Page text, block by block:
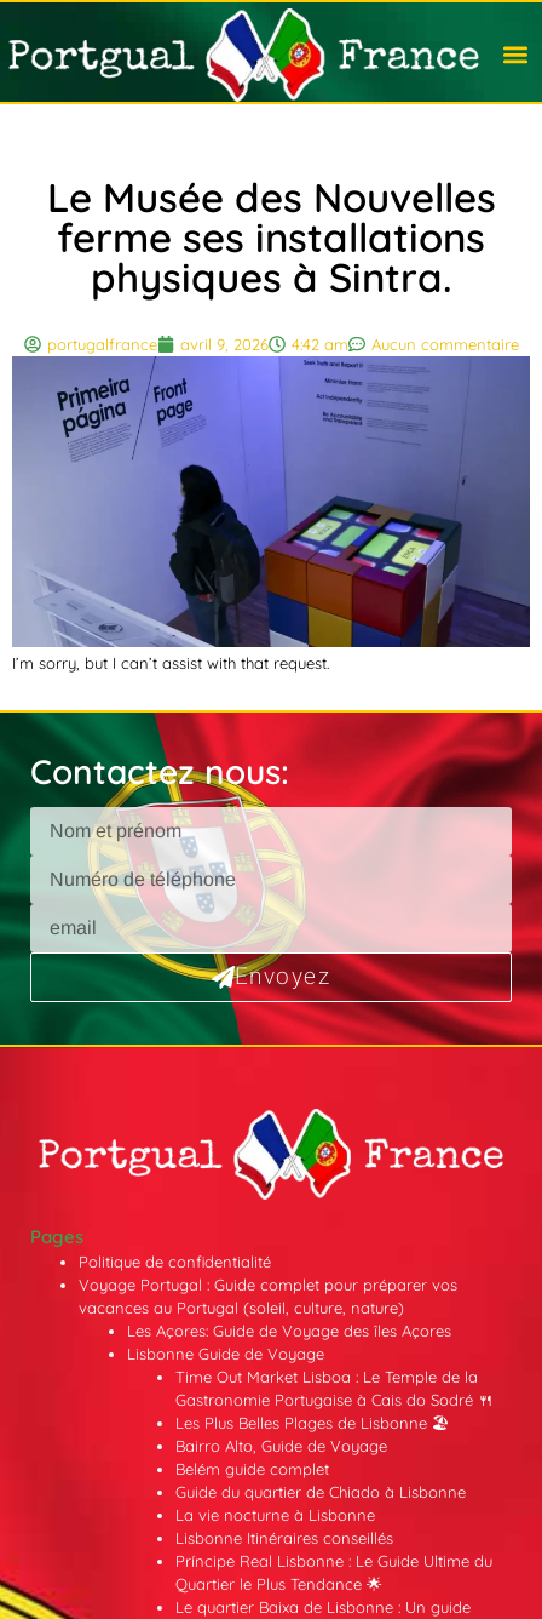
Le Musée des Nouvelles
ferme ses installations
physiques à Sintra.
portugalfrance avril 9, 2026 4:42 am Aucun commentaire
I’m sorry, but I can’t assist with that request.
Contactez nous:
Envoyez
Pages
Politique de confidentialité
Voyage Portugal : Guide complet pour préparer vos
vacances au Portugal (soleil, culture, nature)
Les Açores: Guide de Voyage des îles Açores
Lisbonne Guide de Voyage
Time Out Market Lisboa : Le Temple de la
Gastronomie Portugaise à Cais do Sodré 🍴
Les Plus Belles Plages de Lisbonne 🏖️
Bairro Alto, Guide de Voyage
Belém guide complet
Guide du quartier de Chiado à Lisbonne
La vie nocturne à Lisbonne
Lisbonne Itinéraires conseillés
Príncipe Real Lisbonne : Le Guide Ultime du
Quartier le Plus Tendance 🌟
Le quartier Baixa de Lisbonne : Un guide